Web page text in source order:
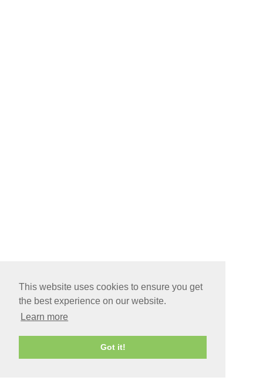
This website uses cookies to ensure you get
the best experience on our website.
Learn more
Got it!